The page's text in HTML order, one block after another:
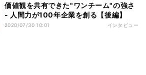
価値観を共有できた"ワンチーム"の強さ
- 人間力が100年企業を創る【後編】
2020/07/30 10:01 インタビュー